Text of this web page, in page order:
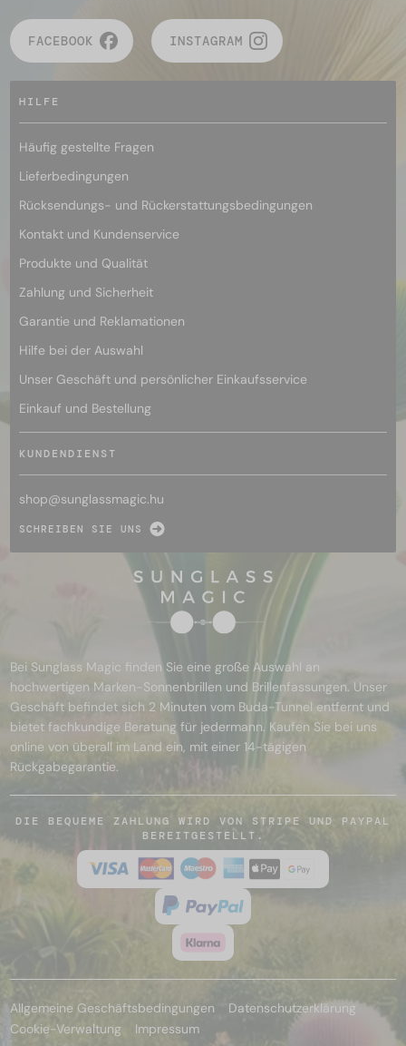
FACEBOOK INSTAGRAM
HILFE
Häufig gestellte Fragen
Lieferbedingungen
Rücksendungs- und Rückerstattungsbedingungen
Kontakt und Kundenservice
Produkte und Qualität
Zahlung und Sicherheit
Garantie und Reklamationen
Hilfe bei der Auswahl
Unser Geschäft und persönlicher Einkaufsservice
Einkauf und Bestellung
KUNDENDIENST
shop@sunglassmagic.hu
SCHREIBEN SIE UNS
Bei Sunglass Magic finden Sie eine große Auswahl an
hochwertigen Marken-Sonnenbrillen und Brillenfassungen. Unser
Geschäft befindet sich 2 Minuten vom Buda-Tunnel entfernt und
bietet fachkundige Beratung für jedermann. Kaufen Sie bei uns
online von überall im Land ein, mit einer 14-tägigen
Rückgabegarantie.
DIE BEQUEME ZAHLUNG WIRD VON STRIPE UND PAYPAL
BEREITGESTELLT.
Allgemeine Geschäftsbedingungen
Datenschutzerklärung
Cookie-Verwaltung
Impressum